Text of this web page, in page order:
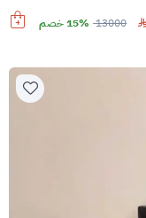
13000 15% خصم